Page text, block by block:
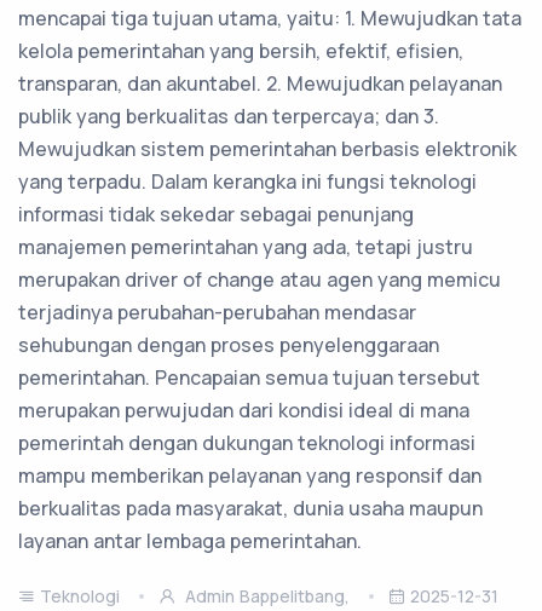
mencapai tiga tujuan utama, yaitu: 1. Mewujudkan tata
kelola pemerintahan yang bersih, efektif, efisien,
transparan, dan akuntabel. 2. Mewujudkan pelayanan
publik yang berkualitas dan terpercaya; dan 3.
Mewujudkan sistem pemerintahan berbasis elektronik
yang terpadu. Dalam kerangka ini fungsi teknologi
informasi tidak sekedar sebagai penunjang
manajemen pemerintahan yang ada, tetapi justru
merupakan driver of change atau agen yang memicu
terjadinya perubahan-perubahan mendasar
sehubungan dengan proses penyelenggaraan
pemerintahan. Pencapaian semua tujuan tersebut
merupakan perwujudan dari kondisi ideal di mana
pemerintah dengan dukungan teknologi informasi
mampu memberikan pelayanan yang responsif dan
berkualitas pada masyarakat, dunia usaha maupun
layanan antar lembaga pemerintahan.
Teknologi Admin Bappelitbang,
2025-12-31